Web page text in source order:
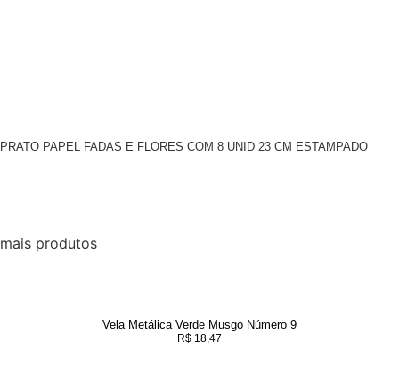
PRATO PAPEL FADAS E FLORES COM 8 UNID 23 CM ESTAMPADO
mais produtos
Vela Metálica Verde Musgo Número 9
R$ 18,47